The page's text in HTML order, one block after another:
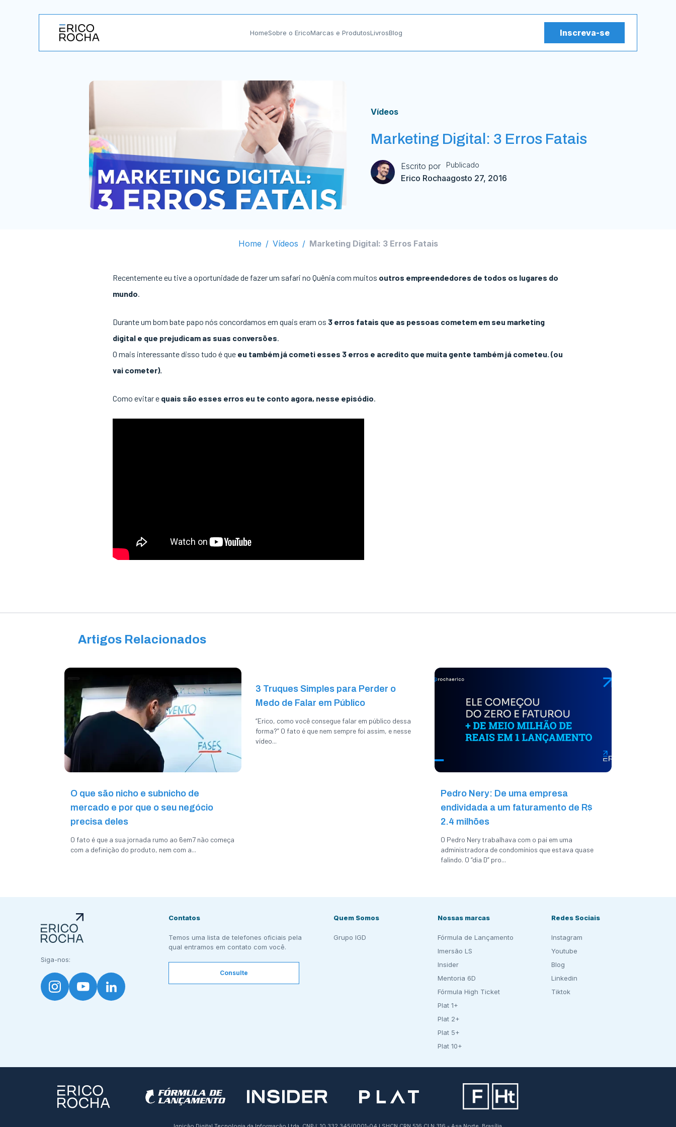
HomeSobre o EricoMarcas e ProdutosLivrosBlog Inscreva-se
Vídeos
Marketing Digital: 3 Erros Fatais
Escrito por
Erico Rocha
Publicado
agosto 27, 2016
Home / Vídeos / Marketing Digital: 3 Erros Fatais
Recentemente eu tive a oportunidade de fazer um safari no Quênia com muitos outros empreendedores de todos os lugares do
mundo.
Durante um bom bate papo nós concordamos em quais eram os 3 erros fatais que as pessoas cometem em seu marketing
digital e que prejudicam as suas conversões.
O mais interessante disso tudo é que eu também já cometi esses 3 erros e acredito que muita gente também já cometeu. (ou
vai cometer).
Como evitar e quais são esses erros eu te conto agora, nesse episódio.
Artigos Relacionados
O que são nicho e subnicho de
mercado e por que o seu negócio
precisa deles
O fato é que a sua jornada rumo ao 6em7 não começa
com a definição do produto, nem com a...
3 Truques Simples para Perder o
Medo de Falar em Público
“Erico, como você consegue falar em público dessa
forma?” O fato é que nem sempre foi assim, e nesse
vídeo...
Pedro Nery: De uma empresa
endividada a um faturamento de R$
2.4 milhões
O Pedro Nery trabalhava com o pai em uma
administradora de condomínios que estava quase
falindo. O “dia D” pro...
Siga-nos:
Contatos
Temos uma lista de telefones oficiais pela
qual entramos em contato com você.
Consulte
Quem Somos
Grupo IGD
Nossas marcas
Fórmula de Lançamento
Imersão LS
Insider
Mentoria 6D
Fórmula High Ticket
Plat 1+
Plat 2+
Plat 5+
Plat 10+
Redes Sociais
Instagram
Youtube
Blog
Linkedin
Tiktok